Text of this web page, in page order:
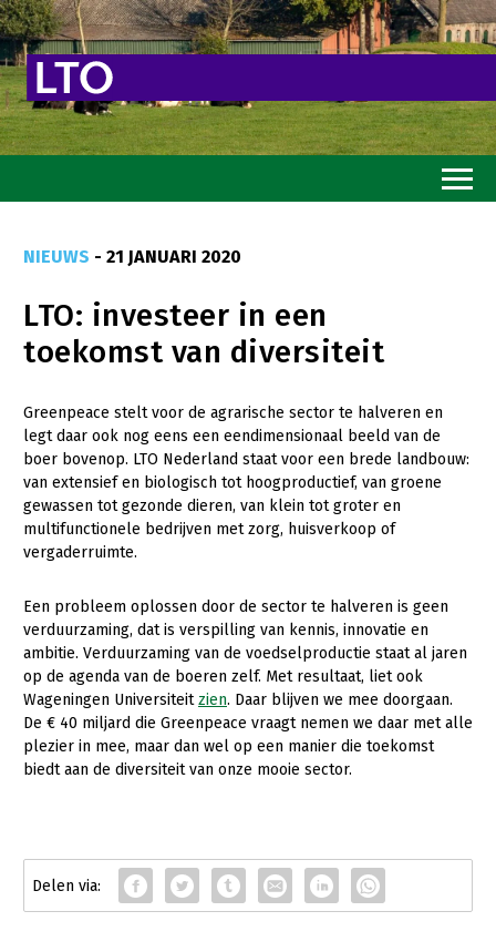
Goed eten
Mooi groen
Sterk ondernemerschap
Transitiepaden
Thema’s
Gezonde planten
Natuur, klimaat en energie
Bodem en water
Platteland en omgeving
Mens, ondernemerschap en onderwijs
Internationaal
Dier
Biologische Landbouw
NIEUWS - 21 JANUARI 2020
LTO: investeer in een
toekomst van diversiteit
Greenpeace stelt voor de agrarische sector te halveren en
legt daar ook nog eens een eendimensionaal beeld van de
boer bovenop. LTO Nederland staat voor een brede landbouw:
van extensief en biologisch tot hoogproductief, van groene
gewassen tot gezonde dieren, van klein tot groter en
multifunctionele bedrijven met zorg, huisverkoop of
vergaderruimte.
Een probleem oplossen door de sector te halveren is geen
verduurzaming, dat is verspilling van kennis, innovatie en
ambitie. Verduurzaming van de voedselproductie staat al jaren
op de agenda van de boeren zelf. Met resultaat, liet ook
Wageningen Universiteitzien. Daar blijven we mee doorgaan.
De € 40 miljard die Greenpeace vraagt nemen we daar met alle
plezier in mee, maar dan wel op een manier die toekomst
biedt aan de diversiteit van onze mooie sector.